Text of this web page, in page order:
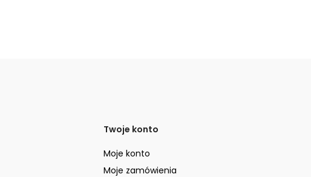
Twoje konto
Moje konto
Moje zamówienia